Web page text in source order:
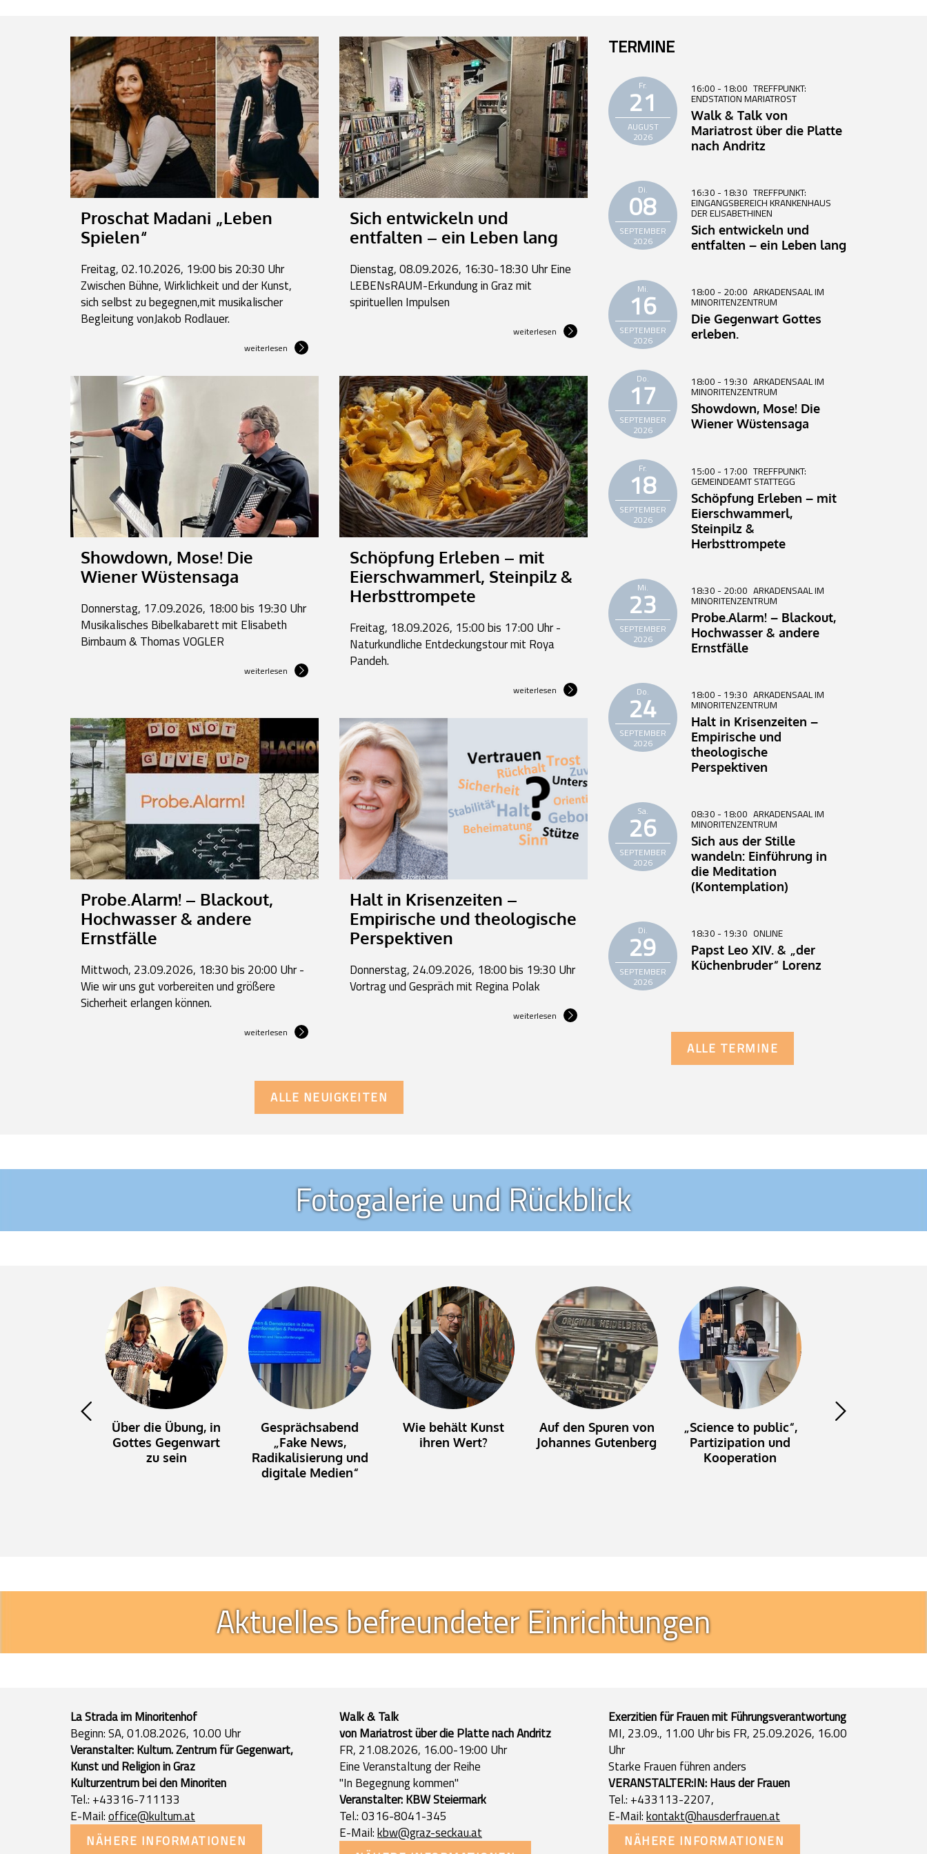
Proschat Madani „Leben
Spielen“
Freitag, 02.10.2026, 19:00 bis 20:30 Uhr
Zwischen Bühne, Wirklichkeit und der Kunst,
sich selbst zu begegnen,mit musikalischer
Begleitung vonJakob Rodlauer.
weiterlesen
Sich entwickeln und
entfalten – ein Leben lang
Dienstag, 08.09.2026, 16:30-18:30 Uhr Eine
LEBENsRAUM-Erkundung in Graz mit
spirituellen Impulsen
weiterlesen
Showdown, Mose! Die
Wiener Wüstensaga
Donnerstag, 17.09.2026, 18:00 bis 19:30 Uhr
Musikalisches Bibelkabarett mit Elisabeth
Birnbaum & Thomas VOGLER
weiterlesen
Schöpfung Erleben – mit
Eierschwammerl, Steinpilz &
Herbsttrompete
Freitag, 18.09.2026, 15:00 bis 17:00 Uhr -
Naturkundliche Entdeckungstour mit Roya
Pandeh.
weiterlesen
Probe.Alarm! – Blackout,
Hochwasser & andere
Ernstfälle
Mittwoch, 23.09.2026, 18:30 bis 20:00 Uhr -
Wie wir uns gut vorbereiten und größere
Sicherheit erlangen können.
weiterlesen
Halt in Krisenzeiten –
Empirische und theologische
Perspektiven
Donnerstag, 24.09.2026, 18:00 bis 19:30 Uhr
Vortrag und Gespräch mit Regina Polak
weiterlesen
ALLE NEUIGKEITEN
TERMINE
Fr.
21
AUGUST
2026
16:00 - 18:00 TREFFPUNKT:
ENDSTATION MARIATROST
Walk & Talk von
Mariatrost über die Platte
nach Andritz
Di.
08
SEPTEMBER
2026
16:30 - 18:30 TREFFPUNKT:
EINGANGSBEREICH KRANKENHAUS
DER ELISABETHINEN
Sich entwickeln und
entfalten – ein Leben lang
Mi.
16
SEPTEMBER
2026
18:00 - 20:00 ARKADENSAAL IM
MINORITENZENTRUM
Die Gegenwart Gottes
erleben.
Do.
17
SEPTEMBER
2026
18:00 - 19:30 ARKADENSAAL IM
MINORITENZENTRUM
Showdown, Mose! Die
Wiener Wüstensaga
Fr.
18
SEPTEMBER
2026
15:00 - 17:00 TREFFPUNKT:
GEMEINDEAMT STATTEGG
Schöpfung Erleben – mit
Eierschwammerl,
Steinpilz &
Herbsttrompete
Mi.
23
SEPTEMBER
2026
18:30 - 20:00 ARKADENSAAL IM
MINORITENZENTRUM
Probe.Alarm! – Blackout,
Hochwasser & andere
Ernstfälle
Do.
24
SEPTEMBER
2026
18:00 - 19:30 ARKADENSAAL IM
MINORITENZENTRUM
Halt in Krisenzeiten –
Empirische und
theologische
Perspektiven
Sa.
26
SEPTEMBER
2026
08:30 - 18:00 ARKADENSAAL IM
MINORITENZENTRUM
Sich aus der Stille
wandeln: Einführung in
die Meditation
(Kontemplation)
Di.
29
SEPTEMBER
2026
18:30 - 19:30 ONLINE
Papst Leo XIV. & „der
Küchenbruder“ Lorenz
ALLE TERMINE
Fotogalerie und Rückblick
Über die Übung, in
Gottes Gegenwart
zu sein
Gesprächsabend
„Fake News,
Radikalisierung und
digitale Medien“
Wie behält Kunst
ihren Wert?
Auf den Spuren von
Johannes Gutenberg
„Science to public“,
Partizipation und
Kooperation
Aktuelles befreundeter Einrichtungen
La Strada im Minoritenhof
Beginn: SA, 01.08.2026, 10.00 Uhr
Veranstalter: Kultum. Zentrum für Gegenwart,
Kunst und Religion in Graz
Kulturzentrum bei den Minoriten
Tel.: +43316-711133
E-Mail:office@kultum.at
NÄHERE INFORMATIONEN
Walk & Talk
von Mariatrost über die Platte nach Andritz
FR, 21.08.2026, 16.00-19:00 Uhr
Eine Veranstaltung der Reihe
"In Begegnung kommen"
Veranstalter: KBW Steiermark
Tel.: 0316-8041-345
E-Mail:kbw@graz-seckau.at
Exerzitien für Frauen mit Führungsverantwortung
MI, 23.09., 11.00 Uhr bis FR, 25.09.2026, 16.00
Uhr
Starke Frauen führen anders
VERANSTALTER:IN: Haus der Frauen
Tel.: +433113-2207,
E-Mail:kontakt@hausderfrauen.at
NÄHERE INFORMATIONEN